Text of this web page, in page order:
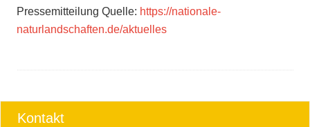
Pressemitteilung Quelle: https://nationale-
naturlandschaften.de/aktuelles
Kontakt